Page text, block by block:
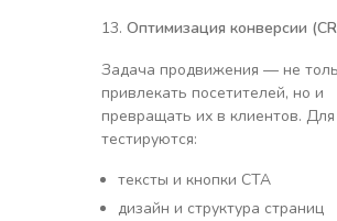
Оптимизация конверсии
Задача продвижения — не
привлекать посетителей, но и
превращать их в клиентов. Для
тестируются:
тексты и кнопки CTA
дизайн и структура страниц